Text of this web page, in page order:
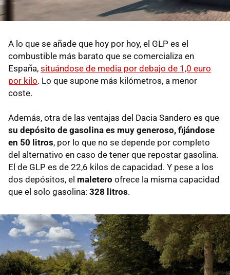
A lo que se añade que hoy por hoy, el GLP es el
combustible más barato que se comercializa en
España, situándose de media por debajo de 1,0 euro
por kilo. Lo que supone más kilómetros, a menor
coste.
Además, otra de las ventajas del Dacia Sandero es que
su depósito de gasolina es muy generoso, fijándose
en 50 litros, por lo que no se depende por completo
del alternativo en caso de tener que repostar gasolina.
El de GLP es de 22,6 kilos de capacidad. Y pese a los
dos depósitos, el maletero ofrece la misma capacidad
que el solo gasolina: 328 litros.